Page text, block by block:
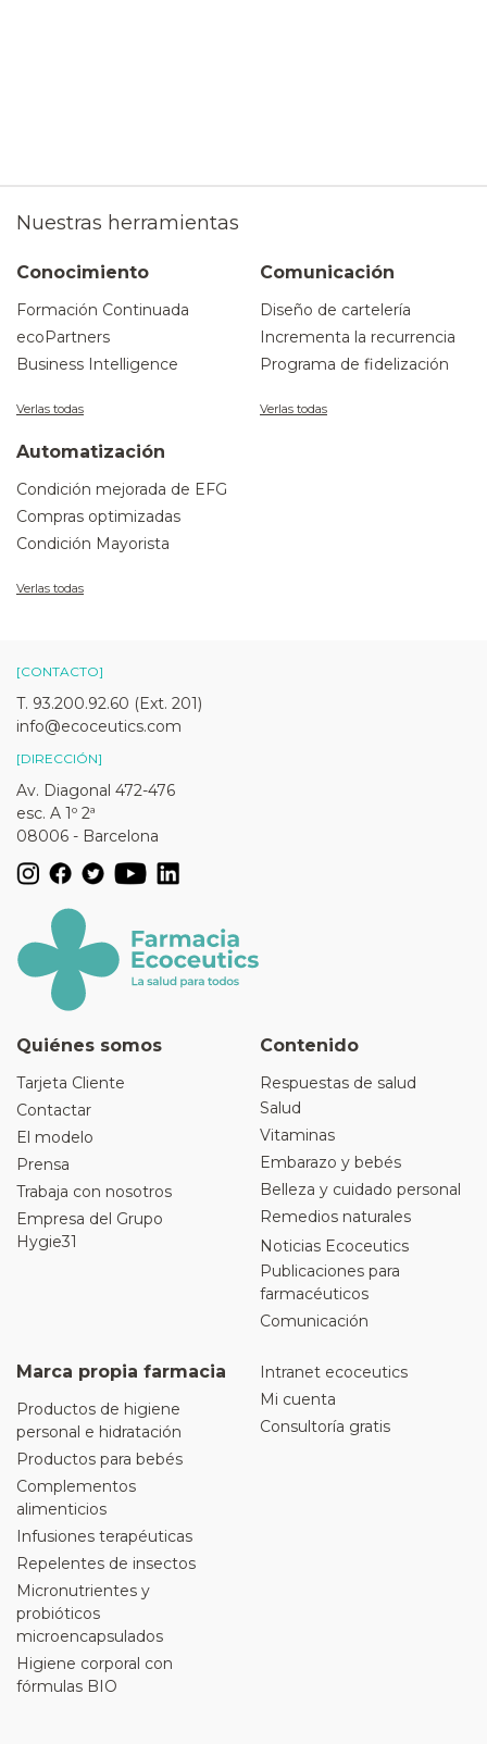
Nuestras herramientas
Conocimiento
Formación Continuada
ecoPartners
Business Intelligence
Verlas todas
Comunicación
Diseño de cartelería
Incrementa la recurrencia
Programa de fidelización
Verlas todas
Automatización
Condición mejorada de EFG
Compras optimizadas
Condición Mayorista
Verlas todas
[CONTACTO]
T. 93.200.92.60 (Ext. 201)
info@ecoceutics.com
[DIRECCIÓN]
Av. Diagonal 472-476
esc. A 1º 2ª
08006 - Barcelona
Quiénes somos
Tarjeta Cliente
Contactar
El modelo
Prensa
Trabaja con nosotros
Empresa del Grupo
Hygie31
Contenido
Respuestas de salud
Salud
Vitaminas
Embarazo y bebés
Belleza y cuidado personal
Remedios naturales
Noticias Ecoceutics
Publicaciones para
farmacéuticos
Comunicación
Marca propia farmacia
Productos de higiene
personal e hidratación
Productos para bebés
Complementos
alimenticios
Infusiones terapéuticas
Repelentes de insectos
Micronutrientes y
probióticos
microencapsulados
Higiene corporal con
fórmulas BIO
Intranet ecoceutics
Mi cuenta
Consultoría gratis